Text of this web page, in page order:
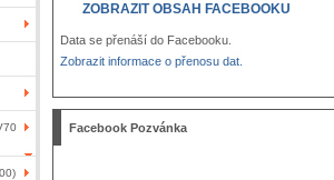
ZOBRAZIT OBSAH FACEBOOKU
Data se přenáší do Facebooku.
Zobrazit informace o přenosu dat.
Facebook Pozvánka